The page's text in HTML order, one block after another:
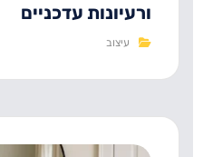
ורעיונות עדכניים
עיצוב